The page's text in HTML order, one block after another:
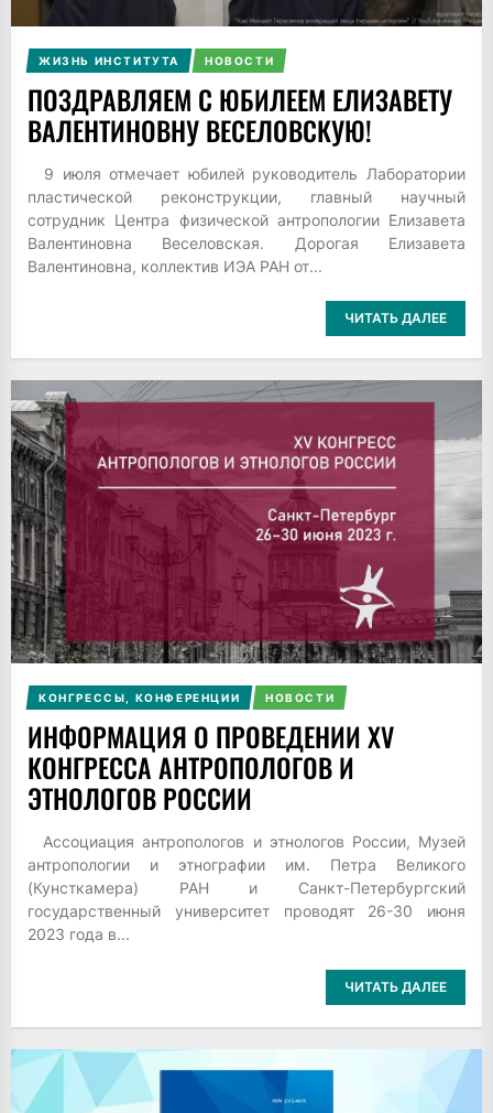
ЖИЗНЬ ИНСТИТУТА НОВОСТИ
ПОЗДРАВЛЯЕМ С ЮБИЛЕЕМ ЕЛИЗАВЕТУ
ВАЛЕНТИНОВНУ ВЕСЕЛОВСКУЮ!
9 июля отмечает юбилей руководитель Лаборатории
пластической реконструкции, главный научный
сотрудник Центра физической антропологии Елизавета
Валентиновна Веселовская. Дорогая Елизавета
Валентиновна, коллектив ИЭА РАН от...
ЧИТАТЬ ДАЛЕЕ
КОНГРЕССЫ, КОНФЕРЕНЦИИ НОВОСТИ
ИНФОРМАЦИЯ О ПРОВЕДЕНИИ XV
КОНГРЕССА АНТРОПОЛОГОВ И
ЭТНОЛОГОВ РОССИИ
Ассоциация антропологов и этнологов России, Музей
антропологии и этнографии им. Петра Великого
(Кунсткамера) РАН и Санкт-Петербургский
государственный университет проводят 26-30 июня
2023 года в...
ЧИТАТЬ ДАЛЕЕ